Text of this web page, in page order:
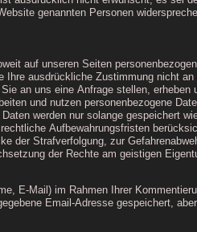
genannten Personen
auf unseren Seiten
ausdrückliche Zustimmung nicht
an uns eine Anfrage stellen, erheben
und nutzen personenbezogene
werden nur solange gespeichert
Aufbewahrungsfristen
der Strafverfolgung, zur
der Rechte am geistigen
E-Mail) im Rahmen Ihrer
Email-Adresse gespeichert,